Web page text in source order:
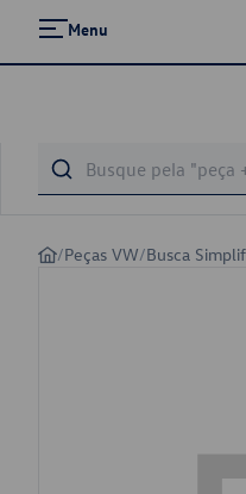
Menu
/Peças VW/Busca